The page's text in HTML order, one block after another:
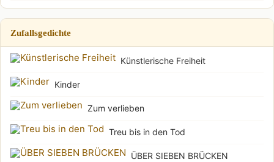
Zufallsgedichte
Künstlerische Freiheit
Kinder
Zum verlieben
Treu bis in den Tod
ÜBER SIEBEN BRÜCKEN